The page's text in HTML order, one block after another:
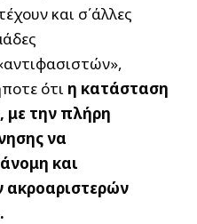
και σ΄άλλες
ότι η κατάσταση
με την πλήρη
να
και
ακροαριστερών